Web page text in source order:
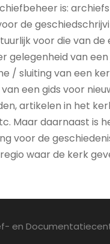
is:
de
voor die van de
gelegenheid van een
/ sluiting van een
een gids voor
artikelen in het
Maar daarnaast is
voor de
waar de kerk
en